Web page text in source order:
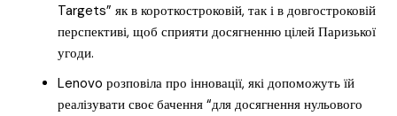
Targets” як в короткостроковій, так і в довгостроковій
перспективі, щоб сприяти досягненню цілей Паризької
угоди.
Lenovo розповіла про інновації, які допоможуть їй
реалізувати своє бачення “для досягнення нульового